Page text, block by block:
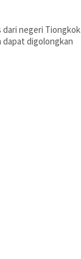
dari negeri Tiongkok
dapat digolongkan